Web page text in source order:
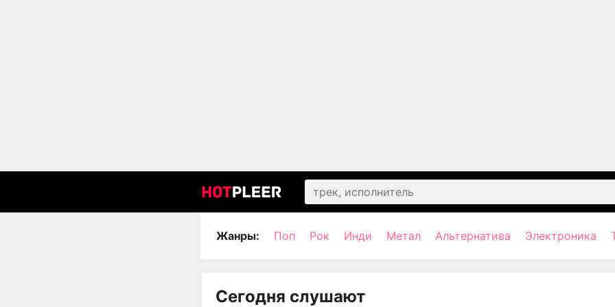
Жанры: Поп Рок Инди Метал Альтернатива Электроника
Сегодня слушают